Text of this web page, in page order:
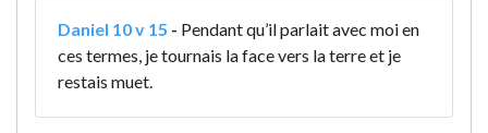
Daniel 10 v 15 - Pendant qu’il parlait avec moi en
ces termes, je tournais la face vers la terre et je
restais muet.